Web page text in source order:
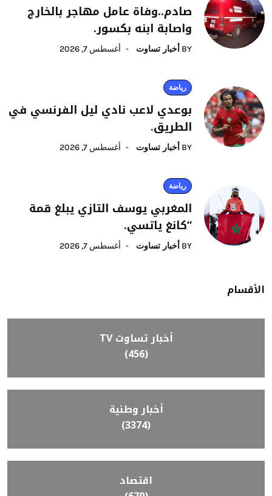
صادم..وفاة عامل مهاجر بالخارج
واصابة ابنه بكسور.
BY أخبار تساوت أغسطس 7, 2026
رياضة
بوعدي لاعب نادي ليل الفرنسي في
الطريق.
BY أخبار تساوت أغسطس 7, 2026
رياضة
المغربي يوسف التازي يبلغ قمة
“كانغ ياتسي.
BY أخبار تساوت أغسطس 7, 2026
الأقسام
أخبار تساوت TV
(456)
أخبار وطنية
(3374)
اقتصاد